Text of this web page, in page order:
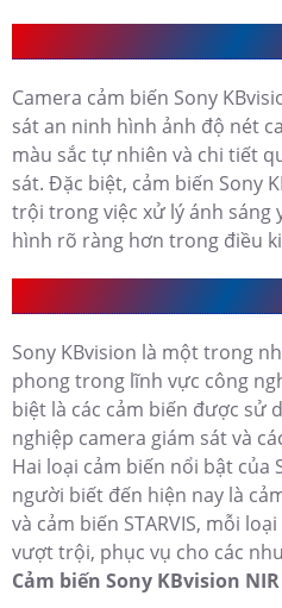
Camera cảm biến Sony
sát an ninh hình ảnh độ nét
màu sắc tự nhiên và chi tiết
sát. Đặc biệt, cảm biến Sony
trội trong việc xử lý ánh sáng
hình rõ ràng hơn trong điều
Sony KBvision là một trong
phong trong lĩnh vực công
biệt là các cảm biến được sử
nghiệp camera giám sát và
Hai loại cảm biến nổi bật của
người biết đến hiện nay là
và cảm biến STARVIS, mỗi
vượt trội, phục vụ cho các
Cảm biến Sony KBvision